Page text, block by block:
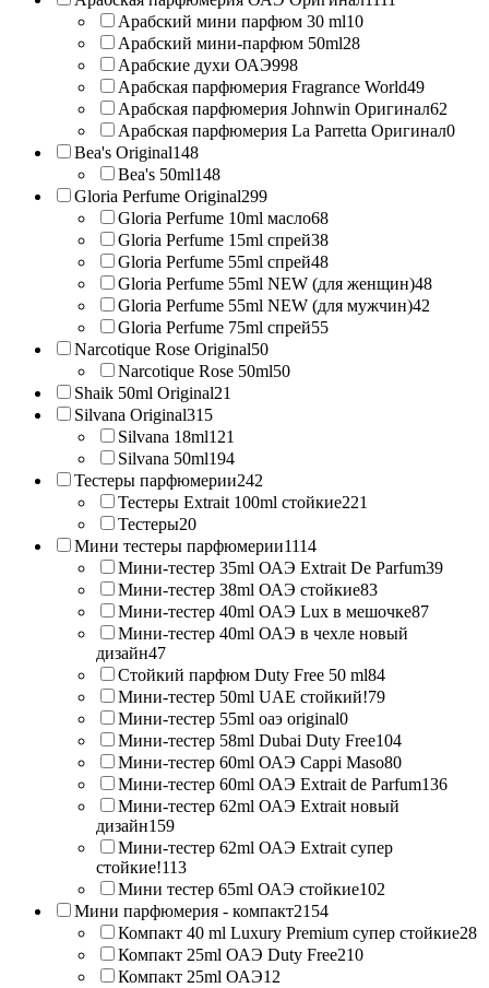
Арабский мини парфюм 30 ml10
Арабский мини-парфюм 50ml28
Арабские духи ОАЭ998
Арабская парфюмерия Fragrance World49
Арабская парфюмерия Johnwin Оригинал62
Арабская парфюмерия La Parretta Оригинал0
Bea's Original148
Bea's 50ml148
Gloria Perfume Original299
Gloria Perfume 10ml масло68
Gloria Perfume 15ml спрей38
Gloria Perfume 55ml спрей48
Gloria Perfume 55ml NEW (для женщин)48
Gloria Perfume 55ml NEW (для мужчин)42
Gloria Perfume 75ml спрей55
Narcotique Rose Original50
Narcotique Rose 50ml50
Shaik 50ml Original21
Silvana Original315
Silvana 18ml121
Silvana 50ml194
Тестеры парфюмерии242
Тестеры Extrait 100ml стойкие221
Тестеры20
Мини тестеры парфюмерии1114
Мини-тестер 35ml ОАЭ Extrait De Parfum39
Мини-тестер 38ml ОАЭ стойкие83
Мини-тестер 40ml ОАЭ Lux в мешочке87
Мини-тестер 40ml ОАЭ в чехле новый
дизайн47
Стойкий парфюм Duty Free 50 ml84
Мини-тестер 50ml UAE стойкий!79
Мини-тестер 55ml оаэ original0
Мини-тестер 58ml Dubai Duty Free104
Мини-тестер 60ml ОАЭ Cappi Maso80
Мини-тестер 60ml ОАЭ Extrait de Parfum136
Мини-тестер 62ml ОАЭ Extrait новый
дизайн159
Мини-тестер 62ml ОАЭ Extrait супер
стойкие!113
Мини тестер 65ml ОАЭ стойкие102
Мини парфюмерия - компакт2154
Компакт 40 ml Luxury Premium супер стойкие28
Компакт 25ml ОАЭ Duty Free210
Компакт 25ml ОАЭ12